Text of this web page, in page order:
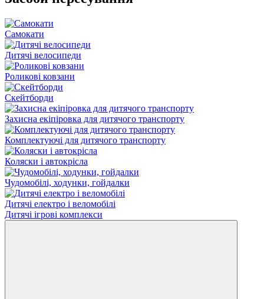
Самокати
Дитячі велосипеди
Роликові ковзани
Скейтборди
Захисна екіпіровка для дитячого транспорту
Комплектуючі для дитячого транспорту
Коляски і автокрісла
Чудомобілі, ходунки, гойдалки
Дитячі електро і веломобілі
Дитячі ігрові комплекси